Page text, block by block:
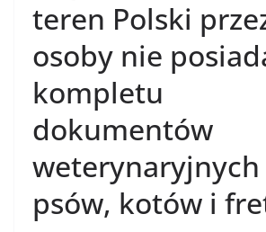
teren Polski
osoby nie
kompletu
dokumentów
weterynaryjnych
psów, kotów i